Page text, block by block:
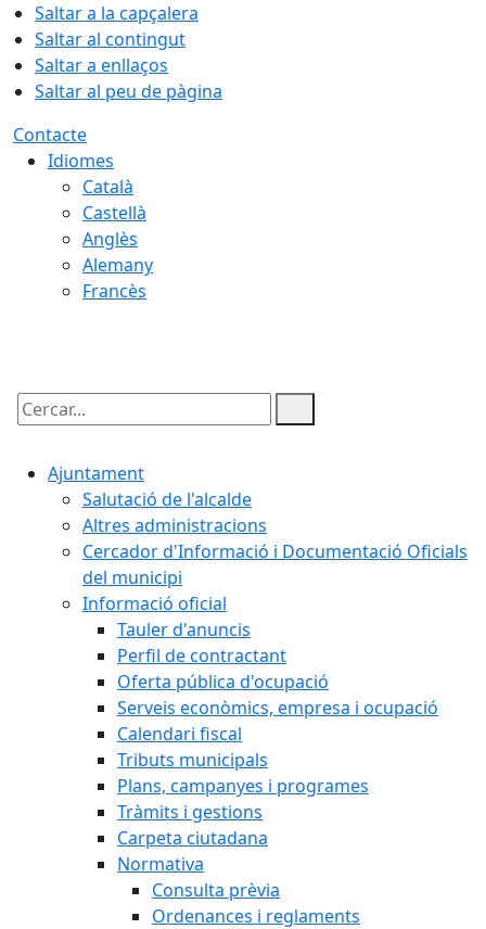
Saltar a la capçalera
Saltar al contingut
Saltar a enllaços
Saltar al peu de pàgina
Contacte
Idiomes
Català
Castellà
Anglès
Alemany
Francès
Cercar:
Ajuntament
Salutació de l'alcalde
Altres administracions
Cercador d'Informació i Documentació Oficials
del municipi
Informació oficial
Tauler d'anuncis
Perfil de contractant
Oferta pública d'ocupació
Serveis econòmics, empresa i ocupació
Calendari fiscal
Tributs municipals
Plans, campanyes i programes
Tràmits i gestions
Carpeta ciutadana
Normativa
Consulta prèvia
Ordenances i reglaments